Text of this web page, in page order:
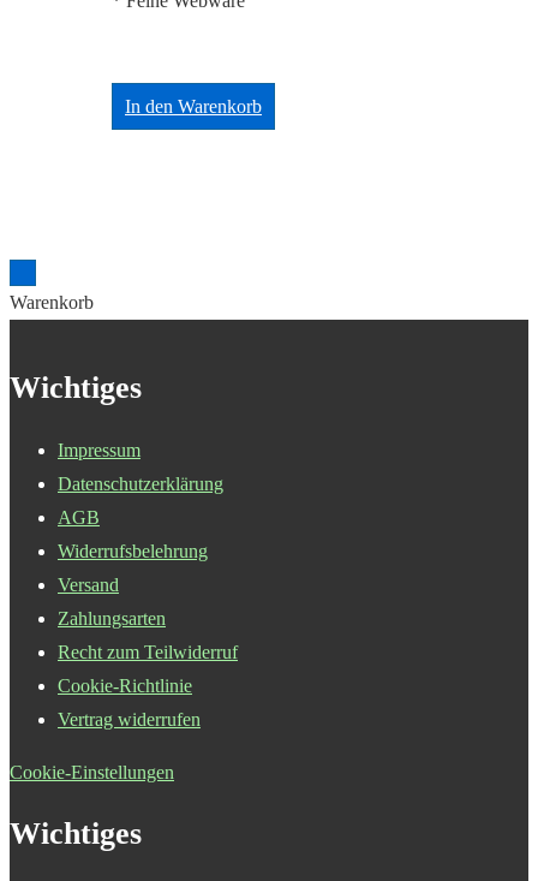
In den Warenkorb
Warenkorb
Wichtiges
Impressum
Datenschutzerklärung
AGB
Widerrufsbelehrung
Versand
Zahlungsarten
Recht zum Teilwiderruf
Cookie-Richtlinie
Vertrag widerrufen
Cookie-Einstellungen
Wichtiges